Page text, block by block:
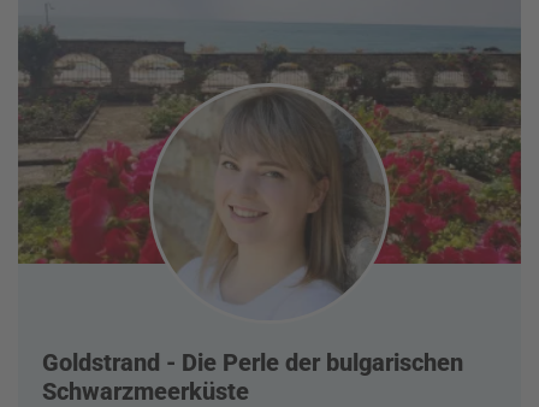
Goldstrand - Die Perle der bulgarischen
Schwarzmeerküste